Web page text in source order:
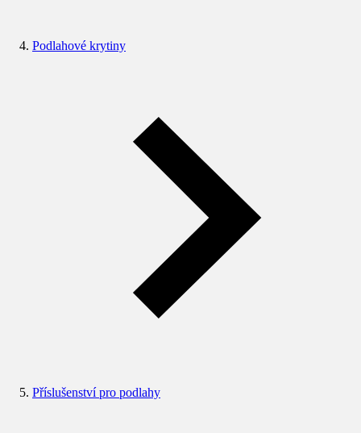
Podlahové krytiny
Příslušenství pro podlahy